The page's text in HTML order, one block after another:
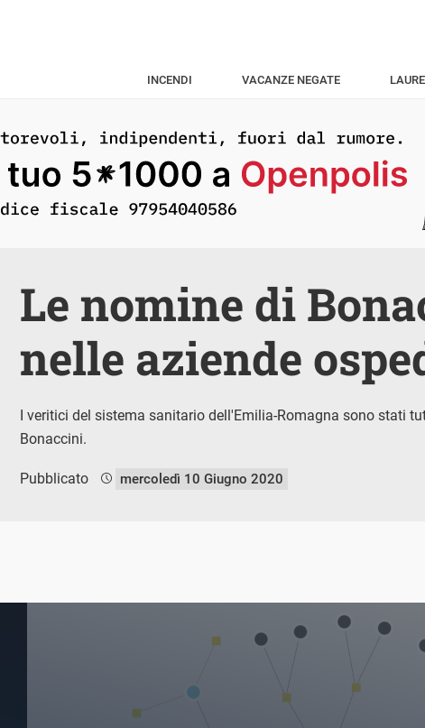
INCENDI VACANZE NEGATE
Le nomine di
nelle aziende
I veritici del sistema sanitario dell'Emilia-Romagna sono stati
Bonaccini.
Pubblicato mercoledì 10 Giugno 2020